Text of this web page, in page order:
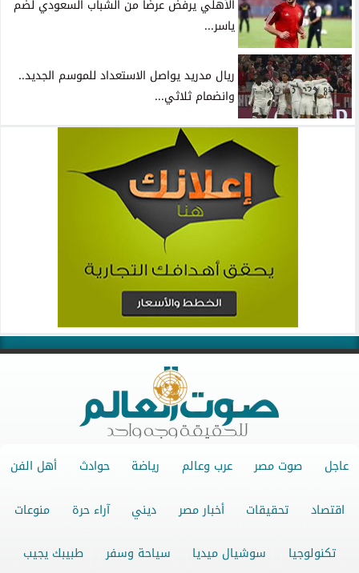
الأهلي يرفض عرضًا من الشباب السعودي لضم
ياسر...
ريال مدريد يواصل الاستعداد للموسم الجديد..
وانضمام ثلاثي...
عاجل صوت مصر عرب وعالم رياضة حوادث أهل الفن
اقتصاد تحقيقات أخبار مصر ديني آراء حرة منوعات
تكنولوجيا سوشيال ميديا سياحة وسفر طبيبك يجيب